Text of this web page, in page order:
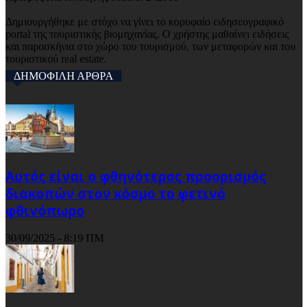
Δημιουργήθηκε με στόχο να γίνει το κορυφαίο ειδησεογραφικό
portal της τουριστικής βιομηχανίας. Ο χρήστης μαθαίνει ειδήσεις
και παρασκήνια στο χώρο του τουρισμού, των μεταφορών και του
τουριστικού real estate.
ΔΗΜΟΦΙΛΗ ΑΡΘΡΑ
Αυτός είναι ο φθηνότερος προορισμός
διακοπών στον κόσμο το φετινό
φθινόπωρο
30/09/2025 - 8:19 ΠΜ